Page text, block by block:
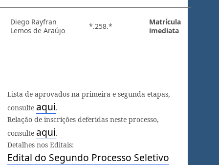
Diego Rayfran
Lemos de Araújo
*.258.*
Matrícula
imediata
Lista de aprovados na primeira e segunda etapas,
consulte aqui.
Relação de inscrições deferidas neste processo,
consulte aqui.
Detalhes nos Editais:
Edital do Segundo Processo Seletivo